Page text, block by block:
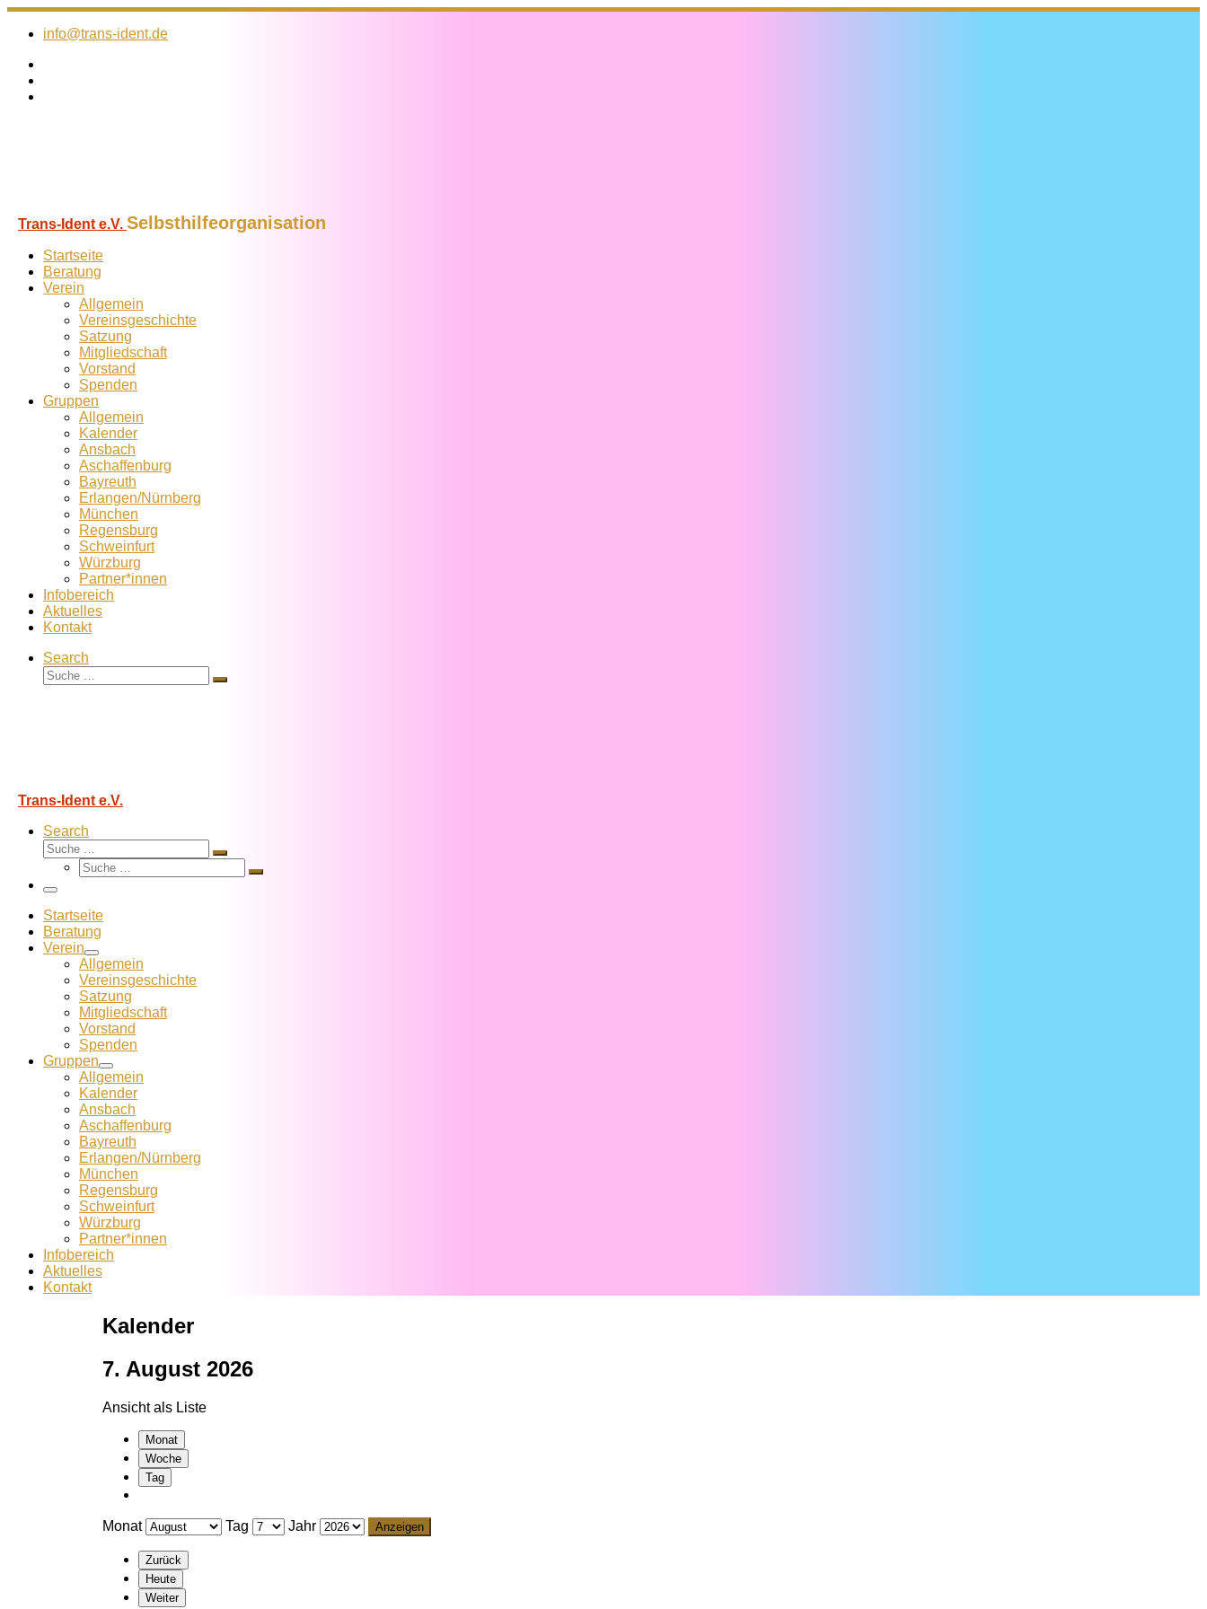
Zum
Inhalt
info@trans-ident.de
Trans-Ident e.V. Selbsthilfeorganisation
Startseite
Beratung
Verein
Allgemein
Vereins­geschichte
Satzung
Mitglied­schaft
Vorstand
Spenden
Gruppen
Allgemein
Kalender
Ansbach
Aschaffenburg
Bayreuth
Erlangen/Nürnberg
München
Regensburg
Schweinfurt
Würzburg
Partner*innen
Infobereich
Aktuelles
Kontakt
Search
Suche
Suche
Trans-Ident e.V.
Search
Suche
Suche
Suche
Suche
Menü
Startseite
Beratung
Verein
Allgemein
Vereins­geschichte
Satzung
Mitglied­schaft
Vorstand
Spenden
Gruppen
Allgemein
Kalender
Ansbach
Aschaffenburg
Bayreuth
Erlangen/Nürnberg
München
Regensburg
Schweinfurt
Würzburg
Partner*innen
Infobereich
Aktuelles
Kontakt
Kalender
7. August 2026
Ansicht als Liste
Monat
Woche
Tag
Monat Tag Jahr
Zurück
Heute
Weiter